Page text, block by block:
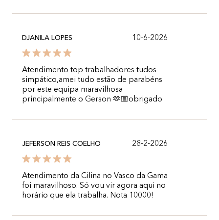
DJANILA LOPES 10-6-2026
Atendimento top trabalhadores tudos
simpático,amei tudo estão de parabéns
por este equipa maravilhosa
principalmente o Gerson 🫶🏼obrigado
JEFERSON REIS COELHO 28-2-2026
Atendimento da Cilina no Vasco da Gama
foi maravilhoso. Só vou vir agora aqui no
horário que ela trabalha. Nota 10000!